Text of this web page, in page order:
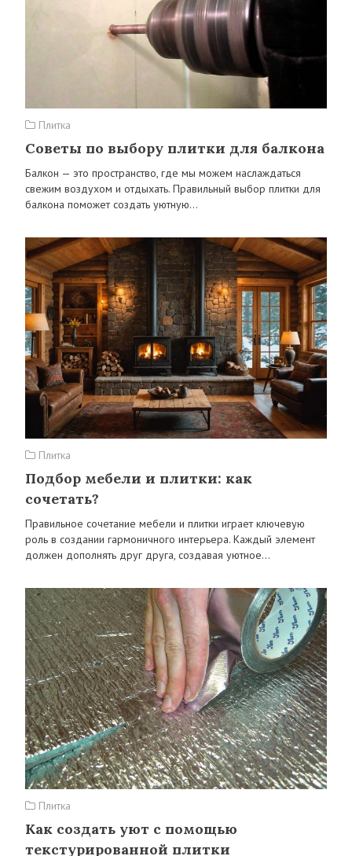
Плитка
Советы по выбору плитки для балкона
Балкон — это пространство, где мы можем наслаждаться
свежим воздухом и отдыхать. Правильный выбор плитки для
балкона поможет создать уютную…
Плитка
Подбор мебели и плитки: как
сочетать?
Правильное сочетание мебели и плитки играет ключевую
роль в создании гармоничного интерьера. Каждый элемент
должен дополнять друг друга, создавая уютное…
Плитка
Как создать уют с помощью
текстурированной плитки